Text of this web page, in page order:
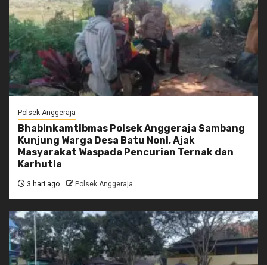
Polsek Anggeraja
Bhabinkamtibmas Polsek Anggeraja Sambang
Kunjung Warga Desa Batu Noni, Ajak
Masyarakat Waspada Pencurian Ternak dan
Karhutla
3 hari ago Polsek Anggeraja